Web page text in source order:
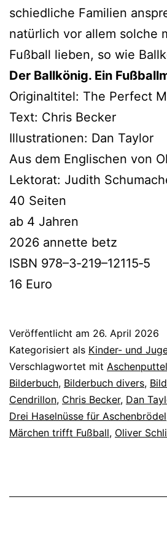
schied­li­che Familien
natür­lich vor allem sol­che
Fußball lie­ben, so wie
Der Ballkönig. Ein
Originaltitel: The Perfect
Text: Chris Becker
Illustrationen: Dan Taylor
Aus dem Englischen von
Lektorat: Judith
40 Seiten
ab 4 Jahren
2026 annet­te betz
ISBN 978–3‑219–12115‑5
16 Euro
Veröffentlicht am 26. April 2026
Kategorisiert als Kinder- und
Verschlagwortet mit
Bilderbuch, Bilderbuch divers,
Cendrillon, Chris Becker, Dan
Drei Haselnüsse für Aschenbrödel
Märchen trifft Fußball, Oliver